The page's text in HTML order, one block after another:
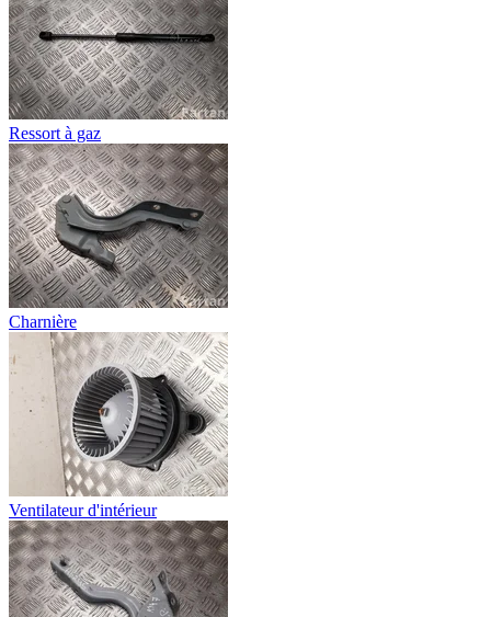
Ressort à gaz
Charnière
Ventilateur d'intérieur